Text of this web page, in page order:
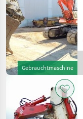
Gebrauchtmaschine